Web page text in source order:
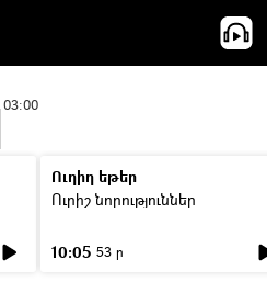
03:00
Ուղիղ եթեր
Ուրիշ նորություններ
10:05 53 ր